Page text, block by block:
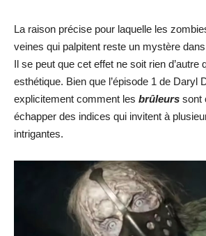
La raison précise pour laquelle les
veines qui palpitent reste un mystère
Il se peut que cet effet ne soit rien d’autre
esthétique. Bien que l’épisode 1 de Daryl
explicitement comment les brûleurs sont
échapper des indices qui invitent à
intrigantes.